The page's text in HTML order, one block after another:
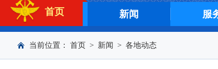
首页 新闻 服
当前位置： 首页 > 新闻 > 各地动态